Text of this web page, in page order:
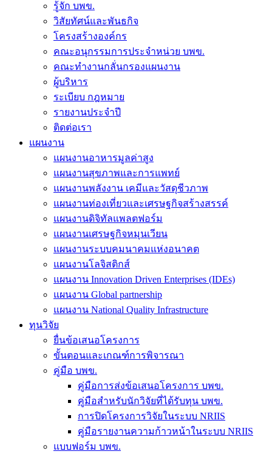
รู้จัก บพข.
วิสัยทัศน์และพันธกิจ
โครงสร้างองค์กร
คณะอนุกรรมการประจำหน่วย บพข.
คณะทำงานกลั่นกรองแผนงาน
ผู้บริหาร
ระเบียบ กฎหมาย
รายงานประจำปี
ติดต่อเรา
แผนงาน
แผนงานอาหารมูลค่าสูง
แผนงานสุขภาพและการแพทย์
แผนงานพลังงาน เคมีและวัสดุชีวภาพ
แผนงานท่องเที่ยวและเศรษฐกิจสร้างสรรค์
แผนงานดิจิทัลแพลตฟอร์ม
แผนงานเศรษฐกิจหมุนเวียน
แผนงานระบบคมนาคมแห่งอนาคต
แผนงานโลจิสติกส์
แผนงาน Innovation Driven Enterprises (IDEs)
แผนงาน Global partnership
แผนงาน National Quality Infrastructure
ทุนวิจัย
ยื่นข้อเสนอโครงการ
ขั้นตอนและเกณฑ์การพิจารณา
คู่มือ บพข.
คู่มือการส่งข้อเสนอโครงการ บพข.
คู่มือสำหรับนักวิจัยที่ได้รับทุน บพข.
การปิดโครงการวิจัยในระบบ NRIIS
คู่มือรายงานความก้าวหน้าในระบบ NRIIS
แบบฟอร์ม บพข.